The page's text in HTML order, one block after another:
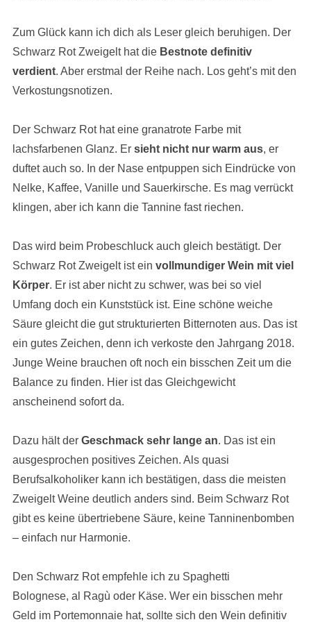
Zum Glück kann ich dich als Leser gleich beruhigen. Der
Schwarz Rot Zweigelt hat die Bestnote definitiv
verdient. Aber erstmal der Reihe nach. Los geht’s mit den
Verkostungsnotizen.
Der Schwarz Rot hat eine granatrote Farbe mit
lachsfarbenen Glanz. Er sieht nicht nur warm aus, er
duftet auch so. In der Nase entpuppen sich Eindrücke von
Nelke, Kaffee, Vanille und Sauerkirsche. Es mag verrückt
klingen, aber ich kann die Tannine fast riechen.
Das wird beim Probeschluck auch gleich bestätigt. Der
Schwarz Rot Zweigelt ist ein vollmundiger Wein mit viel
Körper. Er ist aber nicht zu schwer, was bei so viel
Umfang doch ein Kunststück ist. Eine schöne weiche
Säure gleicht die gut strukturierten Bitternoten aus. Das ist
ein gutes Zeichen, denn ich verkoste den Jahrgang 2018.
Junge Weine brauchen oft noch ein bisschen Zeit um die
Balance zu finden. Hier ist das Gleichgewicht
anscheinend sofort da.
Dazu hält der Geschmack sehr lange an. Das ist ein
ausgesprochen positives Zeichen. Als quasi
Berufsalkoholiker kann ich bestätigen, dass die meisten
Zweigelt Weine deutlich anders sind. Beim Schwarz Rot
gibt es keine übertriebene Säure, keine Tanninenbomben
– einfach nur Harmonie.
Den Schwarz Rot empfehle ich zu Spaghetti
Bolognese, al Ragù oder Käse. Wer ein bisschen mehr
Geld im Portemonnaie hat, sollte sich den Wein definitiv